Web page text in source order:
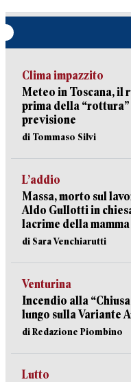
Clima impazzito
Meteo in Toscana, il
prima della
previsione
di Tommaso Silvi
L’addio
Massa, morto sul
Aldo Gullotti in
lacrime della mamma
di Sara Venchiarutti
Venturina
Incendio alla
lungo sulla Variante
di Redazione Piombino
Lutto